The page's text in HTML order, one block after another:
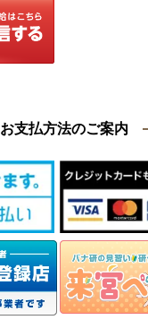
お支払方法のご案内